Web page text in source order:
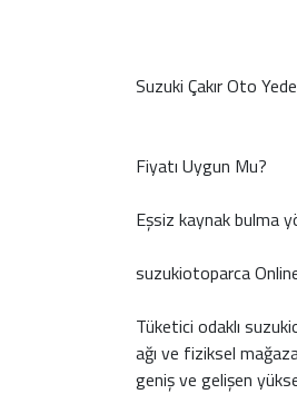
Suzuki Çakır Oto
Fiyatı Uygun Mu?
Eşsiz kaynak bulma
suzukiotoparca
Tüketici odaklı
ağı ve fiziksel
geniş ve gelişen